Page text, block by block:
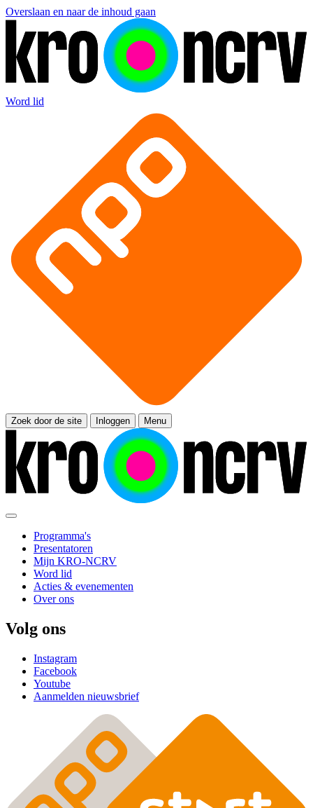
Overslaan en naar de inhoud gaan
Word lid
Zoek door de site Inloggen Menu
Programma's
Presentatoren
Mijn KRO-NCRV
Word lid
Acties & evenementen
Over ons
Volg ons
Instagram
Facebook
Youtube
Aanmelden nieuwsbrief